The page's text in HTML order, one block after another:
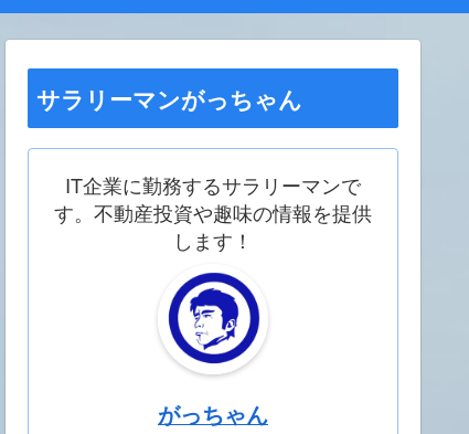
サラリーマンがっちゃん
IT企業に勤務するサラリーマンで
す。不動産投資や趣味の情報を提供
します！
がっちゃん